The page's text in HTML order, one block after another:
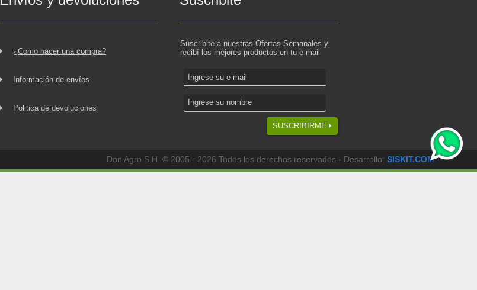
¿Como hacer una compra?
Información de envíos
Politica de devoluciones
Suscribite a nuestras Ofertas Semanales y
recibí los mejores productos en tu e-mail
SUSCRIBIRME
Don Agro S.H. © 2005 - 2026 Todos los derechos reservados - Desarrollo: SISKIT.COM